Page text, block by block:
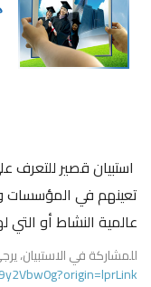
استبيان قصير للتعرف
تعينهم في المؤسسات
عالمية النشاط أو
للمشاركة في الاستبيان،